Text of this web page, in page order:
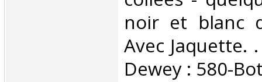
noir et blanc
Avec Jaquette.
Dewey : 580-